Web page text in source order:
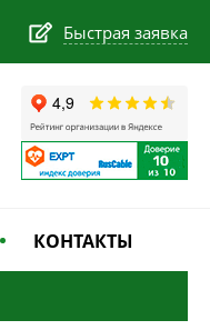
Быстрая заявка
КОНТАКТЫ